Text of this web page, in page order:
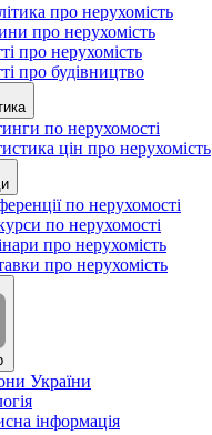
про нерухомість
про нерухомість
про нерухомість
про будівництво
по нерухомості
цін про нерухомість
по нерухомості
по нерухомості
про нерухомість
про нерухомість
України
інформація